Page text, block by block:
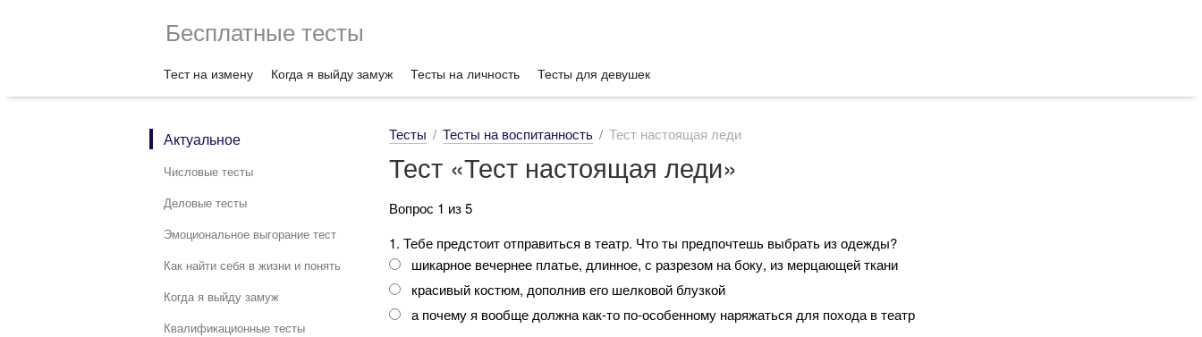
Бесплатные тесты
Тест на измену Когда я выйду замуж Тесты на личность Тесты для девушек
Актуальное
Числовые тесты
Деловые тесты
Эмоциональное выгорание тест
Как найти себя в жизни и понять
Когда я выйду замуж
Квалификационные тесты
Тесты Тесты на воспитанность Тест настоящая леди
Тест «Тест настоящая леди»
Вопрос 1 из 5
1. Тебе предстоит отправиться в театр. Что ты предпочтешь выбрать из одежды?
шикарное вечернее платье, длинное, с разрезом на боку, из мерцающей ткани
красивый костюм, дополнив его шелковой блузкой
а почему я вообще должна как-то по-особенному наряжаться для похода в театр